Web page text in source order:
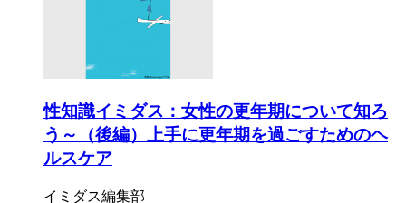
性知識イミダス：女性の更年期について知ろ
う～（後編）上手に更年期を過ごすためのヘ
ルスケア
イミダス編集部